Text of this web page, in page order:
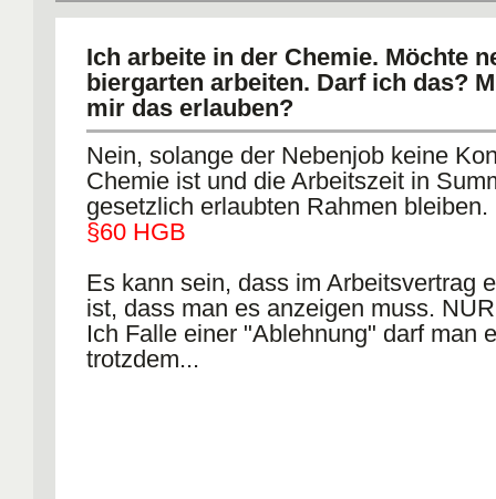
Ich arbeite in der Chemie. Möchte
biergarten arbeiten. Darf ich das?
mir das erlauben?
Nein, solange der Nebenjob keine
Chemie ist und die Arbeitszeit in
gesetzlich erlaubten Rahmen bleiben.
§60 HGB
Es kann sein, dass im Arbeitsvertrag
ist, dass man es anzeigen muss.
Ich Falle einer "Ablehnung" darf man
trotzdem...